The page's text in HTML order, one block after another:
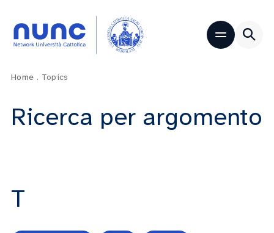
Home . Topics
Ricerca per argomento
T